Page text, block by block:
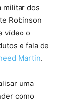
militar dos
Robinson
vídeo o
e fala de
Martin.
uma
como